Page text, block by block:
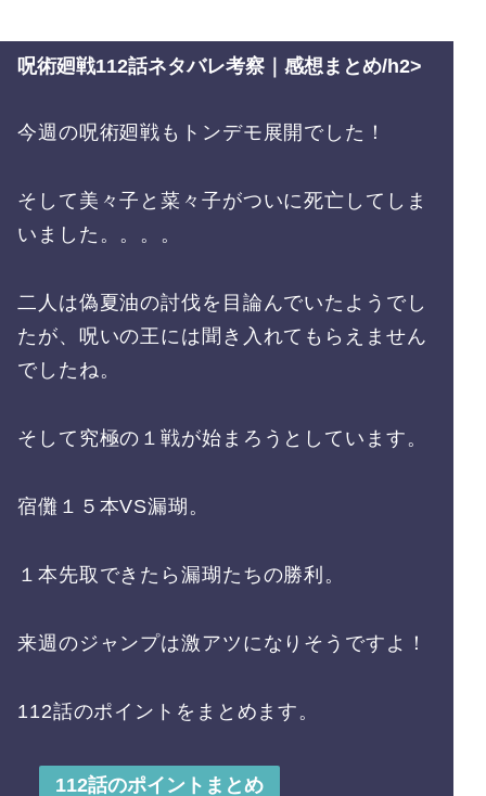
呪術廻戦112話ネタバレ考察｜感想まとめ/h2>
今週の呪術廻戦もトンデモ展開でした！
そして美々子と菜々子がついに死亡してしま
いました。。。。
二人は偽夏油の討伐を目論んでいたようでし
たが、呪いの王には聞き入れてもらえません
でしたね。
そして究極の１戦が始まろうとしています。
宿儺１５本VS漏瑚。
１本先取できたら漏瑚たちの勝利。
来週のジャンプは激アツになりそうですよ！
112話のポイントをまとめます。
112話のポイントまとめ